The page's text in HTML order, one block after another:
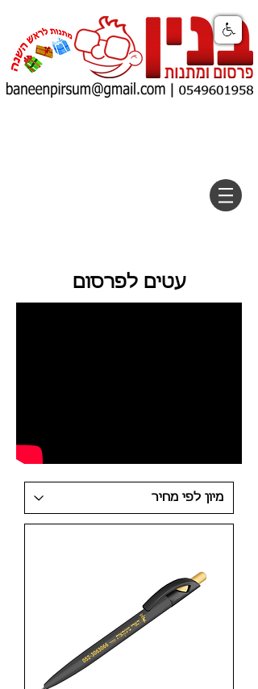
עטים לפרסום